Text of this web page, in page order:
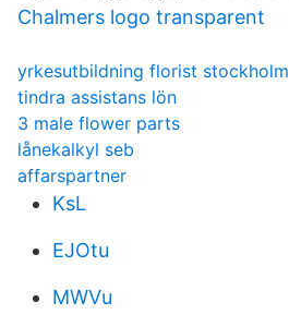
Chalmers logo transparent
yrkesutbildning florist stockholm
tindra assistans lön
3 male flower parts
lånekalkyl seb
affarspartner
KsL
EJOtu
MWVu